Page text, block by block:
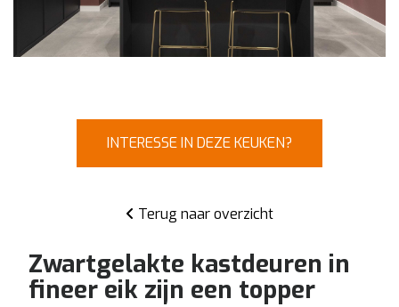
INTERESSE IN DEZE KEUKEN?
Terug naar overzicht
Zwartgelakte kastdeuren in
fineer eik zijn een topper